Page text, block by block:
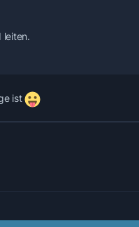
leiten.
ist